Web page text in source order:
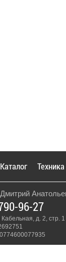
Каталог Техника
96-27
д. 2, стр. 1